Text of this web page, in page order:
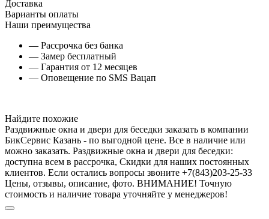
Доставка
Варианты оплаты
Наши преимущества
— Рассрочка без банка
— Замер бесплатный
— Гарантия от 12 месяцев
— Оповещение по SMS Вацап
Найдите похожие
Раздвижные окна и двери для беседки заказать в компании
БикСервис Казань - по выгодной цене. Все в наличие или
можно заказать. Раздвижные окна и двери для беседки:
доступна всем в рассрочка, Скидки для наших постоянных
клиентов. Если остались вопросы звоните +7(843)203-25-33
Цены, отзывы, описание, фото. ВНИМАНИЕ! Точную
стоимость и наличие товара уточняйте у менеджеров!